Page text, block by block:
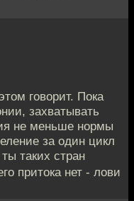
говорит. Пока
захватывать
не меньше нормы
за один цикл
таких стран
притока нет - лови